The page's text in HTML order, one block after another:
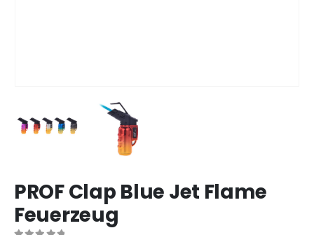
PROF Clap Blue Jet Flame
Feuerzeug